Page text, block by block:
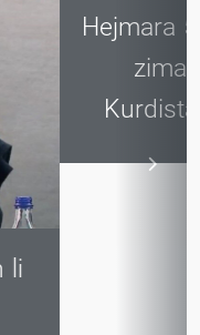
Agirî ku
a